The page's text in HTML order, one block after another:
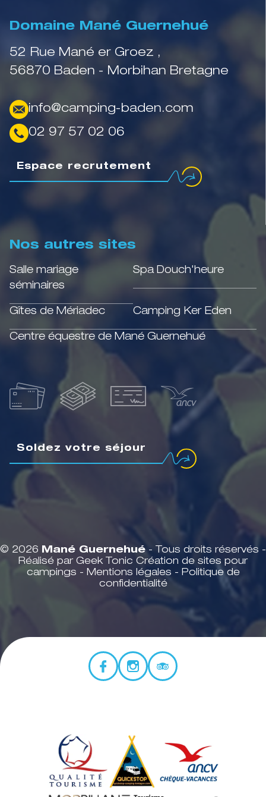
Domaine Mané Guernehué
52 Rue Mané er Groez ,
56870 Baden - Morbihan Bretagne
info@camping-baden.com
02 97 57 02 06
Espace recrutement
Nos autres sites
Salle mariage
séminaires
Spa Douch'heure
Gîtes de Mériadec Camping Ker Eden
Centre équestre de Mané Guernehué
Soldez votre séjour
© 2026 Mané Guernehué- Tous droits réservés -
Réalisé par Geek Tonic Création de sites pour
campings - Mentions légales - Politique de
confidentialité